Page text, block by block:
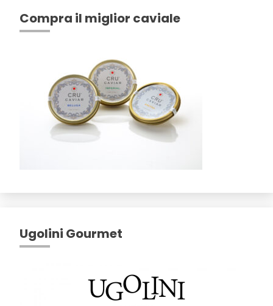
Compra il miglior caviale
Ugolini Gourmet